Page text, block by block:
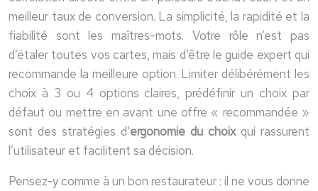
meilleur taux de conversion. La simplicité, la rapidité et la
fiabilité sont les maîtres-mots. Votre rôle n’est pas
d’étaler toutes vos cartes, mais d’être le guide expert qui
recommande la meilleure option. Limiter délibérément les
choix à 3 ou 4 options claires, prédéfinir un choix par
défaut ou mettre en avant une offre « recommandée »
sont des stratégies d’ergonomie du choixqui rassurent
l’utilisateur et facilitent sa décision.
Pensez-y comme à un bon restaurateur : il ne vous donne